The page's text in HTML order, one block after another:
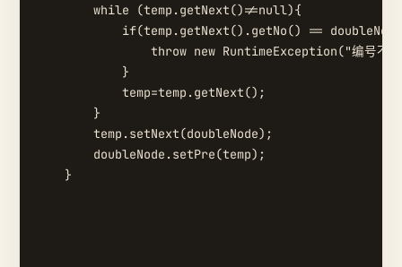
        while (temp.getNext()!=null){
if(temp.getNext().getNo() ==
throw new RuntimeException("编号不
            }
            temp=temp.getNext();
        }
        temp.setNext(doubleNode);
        doubleNode.setPre(temp);
    }